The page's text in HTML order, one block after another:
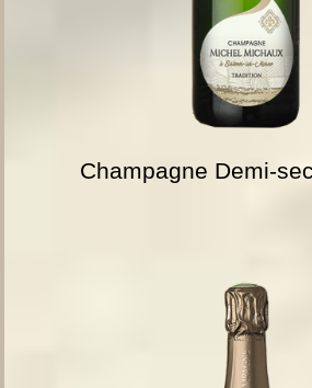
Champagne Demi-